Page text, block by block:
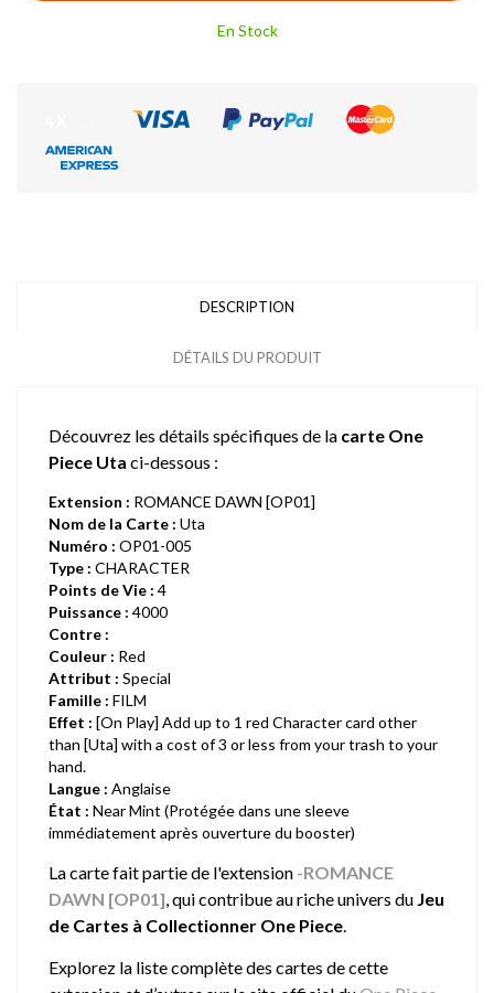
En Stock
DESCRIPTION
DÉTAILS DU PRODUIT
Découvrez les détails spécifiques de la carte One
Piece Uta ci-dessous :
Extension : ROMANCE DAWN [OP01]
Nom de la Carte : Uta
Numéro : OP01-005
Type : CHARACTER
Points de Vie : 4
Puissance : 4000
Contre :
Couleur : Red
Attribut : Special
Famille : FILM
Effet : [On Play] Add up to 1 red Character card other
than [Uta] with a cost of 3 or less from your trash to your
hand.
Langue : Anglaise
État : Near Mint (Protégée dans une sleeve
immédiatement après ouverture du booster)
La carte fait partie de l'extension -ROMANCE
DAWN [OP01], qui contribue au riche univers du Jeu
de Cartes à Collectionner One Piece.
Explorez la liste complète des cartes de cette